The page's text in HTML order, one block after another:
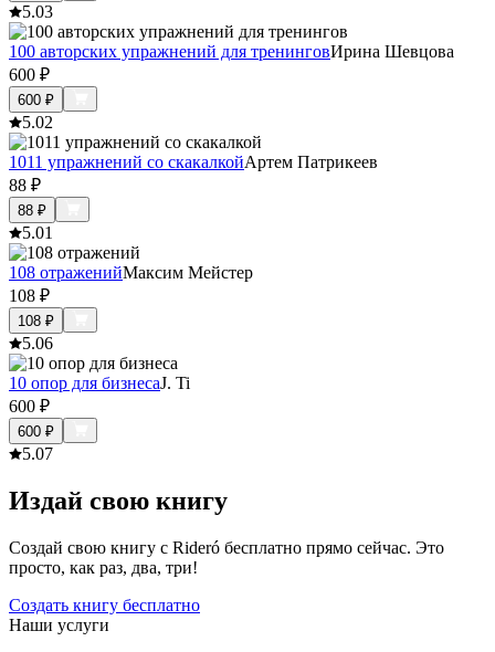
5.03
100 авторских упражнений для тренинговИрина Шевцова
600 ₽
600 ₽
5.02
1011 упражнений со скакалкойАртем Патрикеев
88 ₽
88 ₽
5.01
108 отраженийМаксим Мейстер
108 ₽
108 ₽
5.06
10 опор для бизнесаJ. Ti
600 ₽
600 ₽
5.07
Издай свою книгу
Создай свою книгу с Rideró бесплатно прямо сейчас. Это
просто, как раз, два, три!
Создать книгу бесплатно
Наши услуги